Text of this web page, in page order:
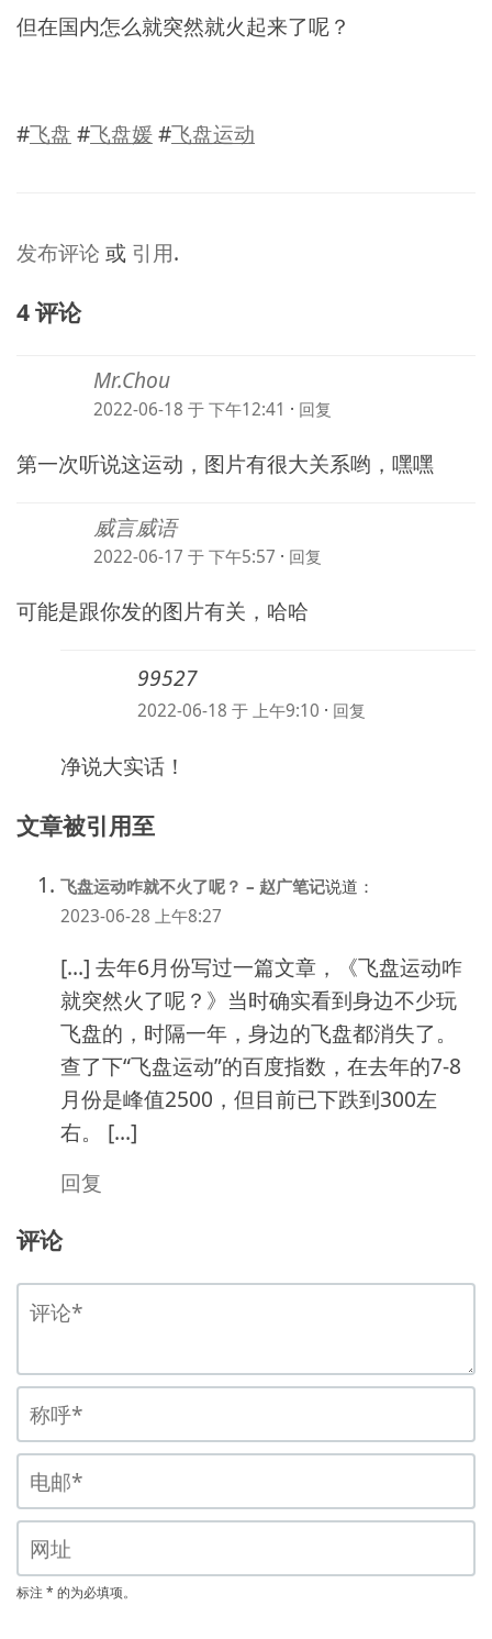
但在国内怎么就突然就火起来了呢？
#飞盘 #飞盘媛#飞盘运动
发布评论 或 引用.
4 评论
Mr.Chou
2022-06-18 于 下午12:41 · 回复
第一次听说这运动，图片有很大关系哟，嘿嘿
威言威语
2022-06-17 于 下午5:57 · 回复
可能是跟你发的图片有关，哈哈
99527
2022-06-18 于 上午9:10 · 回复
净说大实话！
文章被引用至
飞盘运动咋就不火了呢？ – 赵广笔记说道：
2023-06-28 上午8:27
[…] 去年6月份写过一篇文章，《飞盘运动咋
就突然火了呢？》当时确实看到身边不少玩
飞盘的，时隔一年，身边的飞盘都消失了。
查了下“飞盘运动”的百度指数，在去年的7-8
月份是峰值2500，但目前已下跌到300左
右。 […]
回复
评论
标注 * 的为必填项。